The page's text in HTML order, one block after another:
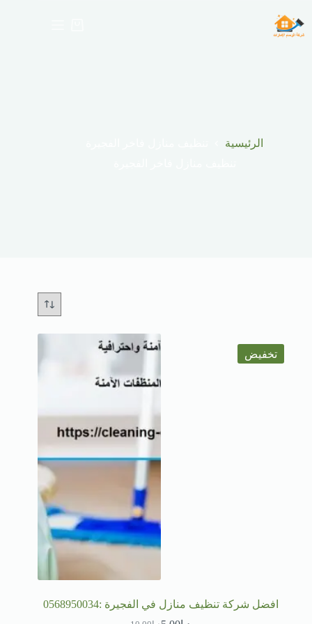
إلى
المحتوى
الرئيسية
تخفيض
افضل شركة تنظيف منازل في الفجيرة :0568950034